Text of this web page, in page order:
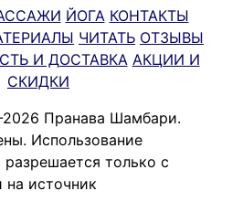
ЙОГА КОНТАКТЫ
ЧИТАТЬ ОТЗЫВЫ
И ДОСТАВКА АКЦИИ И
СКИДКИ
Пранава Шамбари.
Использование
только с
на источник